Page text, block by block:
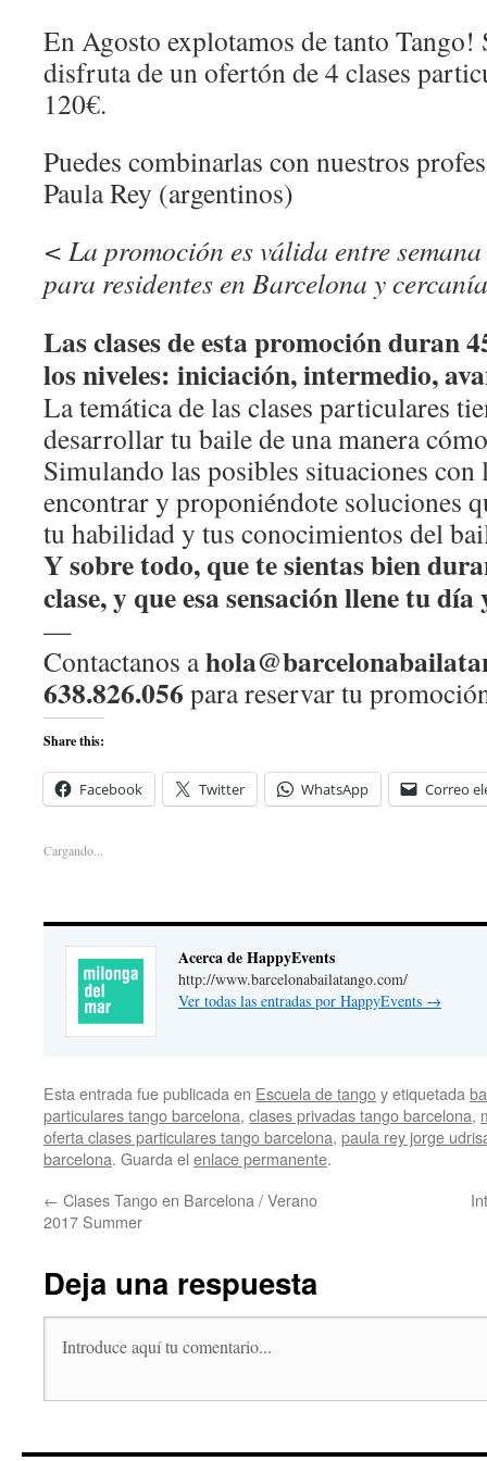
En Agosto explotamos de tanto Tango!
disfruta de un ofertón de 4 clases
120€.
Puedes combinarlas con nuestros
Paula Rey (argentinos)
< La promoción es válida entre
para residentes en Barcelona y
Las clases de esta promoción duran
los niveles: iniciación, intermedio,
La temática de las clases particulares
desarrollar tu baile de una manera
Simulando las posibles situaciones con
encontrar y proponiéndote soluciones
tu habilidad y tus conocimientos del
Y sobre todo, que te sientas bien
clase, y que esa sensación llene tu
—
Contactanos a
638.826.056 para reservar tu
Share this:
Facebook Twitter WhatsApp Correo
Cargando...
Acerca de HappyEvents
http://www.barcelonabailatango.com/
Ver todas las entradas por HappyEvents →
Esta entrada fue publicada en Escuela de tangoy etiquetada
particulares tango barcelona, clases privadas tango barcelona,
oferta clases particulares tango barcelona, paula rey jorge
barcelona. Guarda el enlace permanente.
← Clases Tango en Barcelona / Verano
2017 Summer
Deja una respuesta